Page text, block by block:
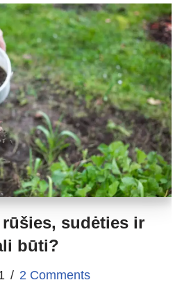
sudėties ir
būti?
2 Comments